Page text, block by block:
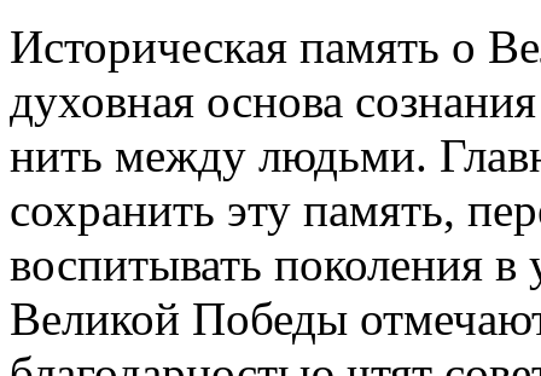
Историческая память о
духовная основа
нить между людьми.
сохранить эту память,
воспитывать поколения
Великой Победы